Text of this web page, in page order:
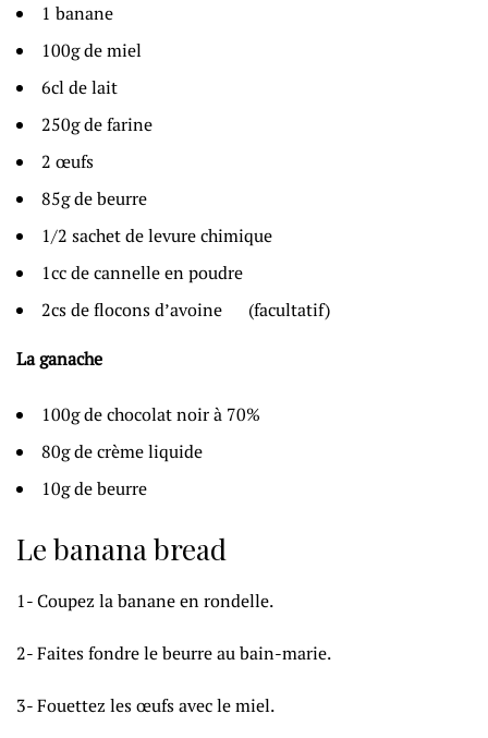
1 banane
100g de miel
6cl de lait
250g de farine
2 œufs
85g de beurre
1/2 sachet de levure chimique
1cc de cannelle en poudre
2cs de flocons d’avoine (facultatif)
La ganache
100g de chocolat noir à 70%
80g de crème liquide
10g de beurre
Le banana bread
1- Coupez la banane en rondelle.
2- Faites fondre le beurre au bain-marie.
3- Fouettez les œufs avec le miel.